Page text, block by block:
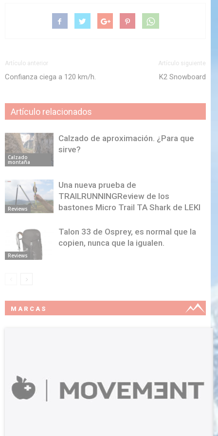
Artículo anterior
Confianza ciega a 120 km/h.
Artículo siguiente
K2 Snowboard
Artículo relacionados
Calzado
montaña
Calzado de aproximación. ¿Para que
sirve?
Reviews
Una nueva prueba de
TRAILRUNNINGReview de los
bastones Micro Trail TA Shark de LEKI
Reviews
Talon 33 de Osprey, es normal que la
copien, nunca que la igualen.
MARCAS